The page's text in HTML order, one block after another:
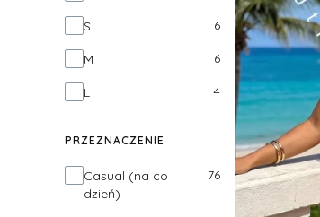
S 6
M 6
L 4
PRZEZNACZENIE
Przeznaczenie
Casual (na co
dzień)
76